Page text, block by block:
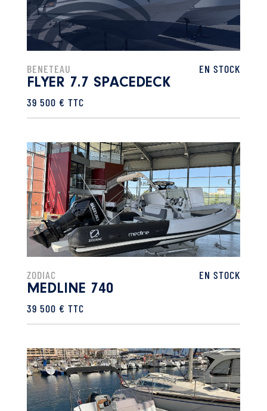
BENETEAU EN STOCK
FLYER 7.7 SPACEDECK
39 500 € TTC
ZODIAC EN STOCK
MEDLINE 740
39 500 € TTC